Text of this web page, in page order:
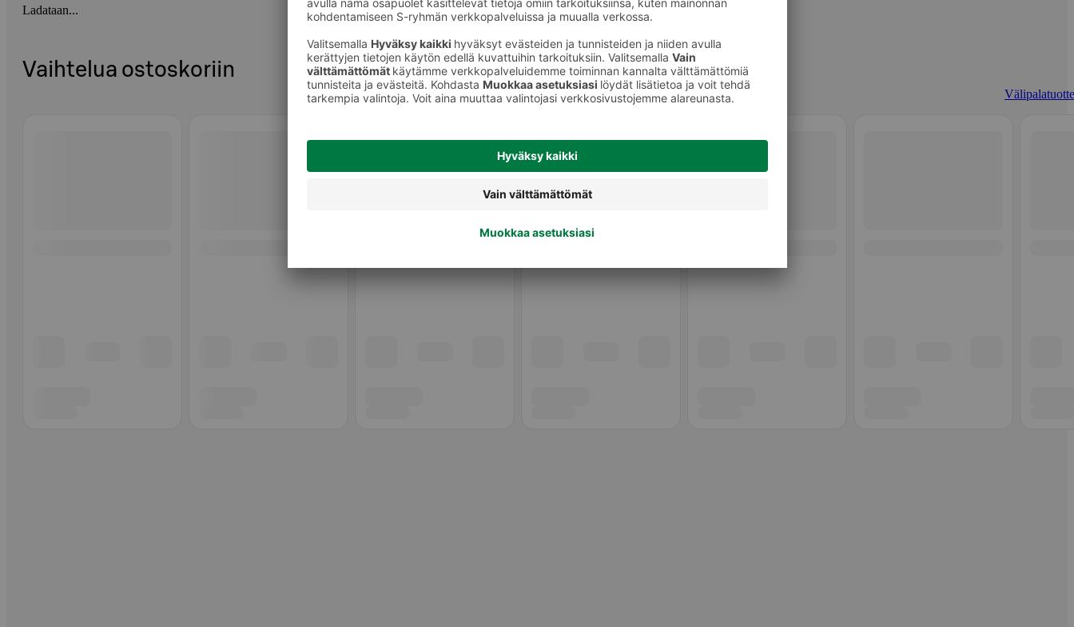
Ladataan...
Vaihtelua ostoskoriin